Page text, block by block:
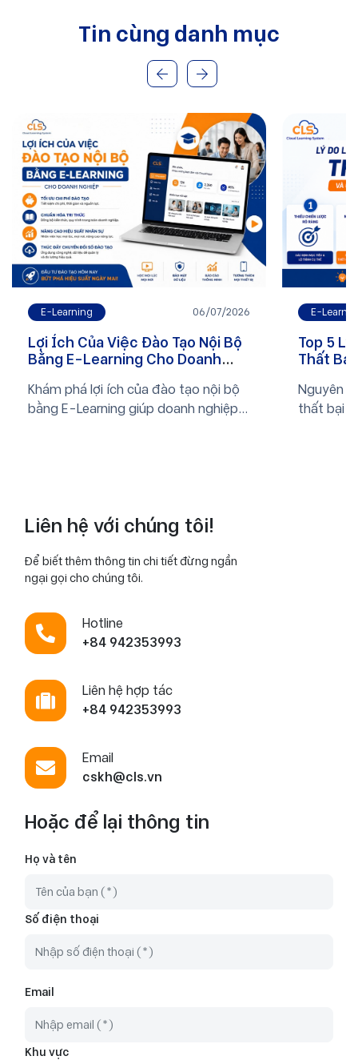
Tin cùng danh mục
E-Learning 06/07/2026
Lợi Ích Của Việc Đào Tạo Nội Bộ
Bằng E-Learning Cho Doanh
Khám phá lợi ích của đào tạo nội bộ
bằng E-Learning giúp doanh nghiệp
E-
Top 5
Thất Bại
Nguyên
thất bại
Liên hệ với chúng tôi!
Để biết thêm thông tin chi tiết đừng ngần
ngại gọi cho chúng tôi.
Hotline
+84 942353993
Liên hệ hợp tác
+84 942353993
Email
cskh@cls.vn
Hoặc để lại thông tin
Họ và tên
Số điện thoại
Email
Khu vực